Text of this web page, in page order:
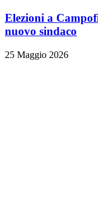
Elezioni a
nuovo sindaco
25 Maggio 2026